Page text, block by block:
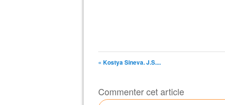
« Kostya Sineva. J.S....
Commenter cet article